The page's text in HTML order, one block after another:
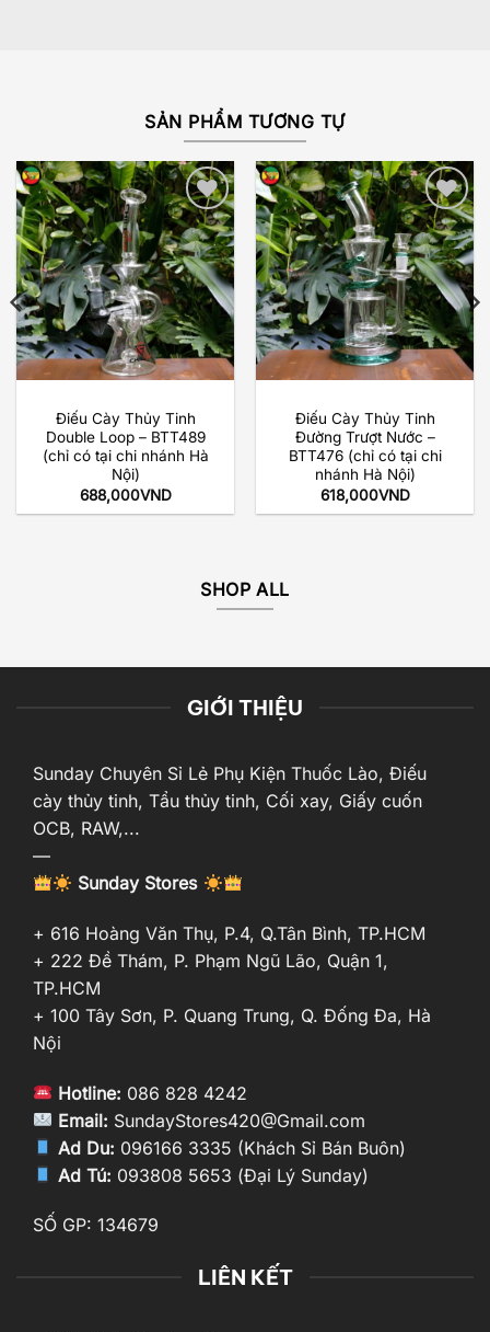
SẢN PHẨM TƯƠNG TỰ
Add to
wishlist
Điếu Cày Thủy Tinh
Double Loop – BTT489
(chỉ có tại chi nhánh Hà
Nội)
688,000VND
Add to
wishlist
Điếu Cày Thủy Tinh
Đường Trượt Nước –
BTT476 (chỉ có tại chi
nhánh Hà Nội)
618,000VND
SHOP ALL
GIỚI THIỆU
Sunday Chuyên Sỉ Lẻ Phụ Kiện Thuốc Lào, Điếu
cày thủy tinh, Tẩu thủy tinh, Cối xay, Giấy cuốn
OCB, RAW,...
—
Sunday Stores
+ 616 Hoàng Văn Thụ, P.4, Q.Tân Bình, TP.HCM
+ 222 Đề Thám, P. Phạm Ngũ Lão, Quận 1,
TP.HCM
+ 100 Tây Sơn, P. Quang Trung, Q. Đống Đa, Hà
Nội
Hotline: 086 828 4242
Email: SundayStores420@Gmail.com
Ad Du: 096166 3335 (Khách Sỉ Bán Buôn)
Ad Tú: 093808 5653 (Đại Lý Sunday)
SỐ GP: 134679
LIÊN KẾT